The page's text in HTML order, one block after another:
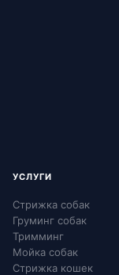
УСЛУГИ
Стрижка собак
Груминг собак
Тримминг
Мойка собак
Стрижка кошек